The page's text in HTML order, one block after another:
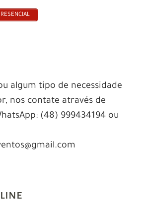
algum tipo de necessidade
nos contate através de
(48) 999434194 ou